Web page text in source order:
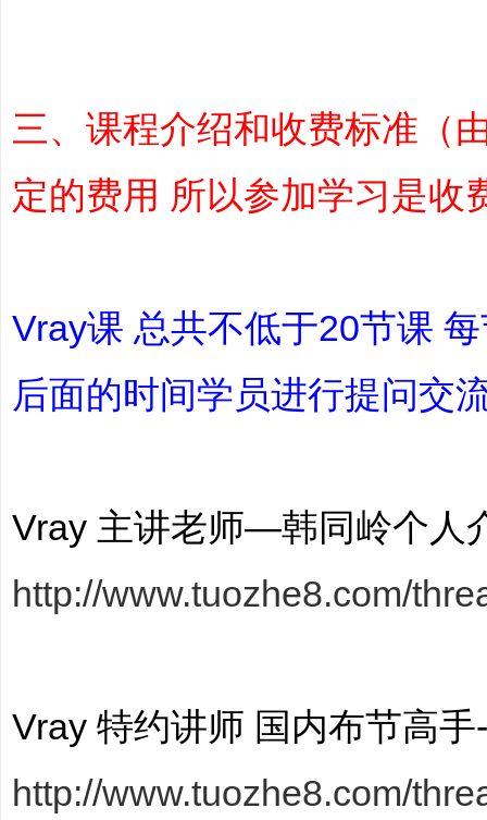
三、课程介绍和收费标准（
定的费用 所以参加学习是收
Vray课 总共不低于20节课
后面的时间学员进行提问交
Vray 主讲老师—韩同岭个人
http://www.tuozhe8.com/
Vray 特约讲师 国内布节高
http://www.tuozhe8.com/